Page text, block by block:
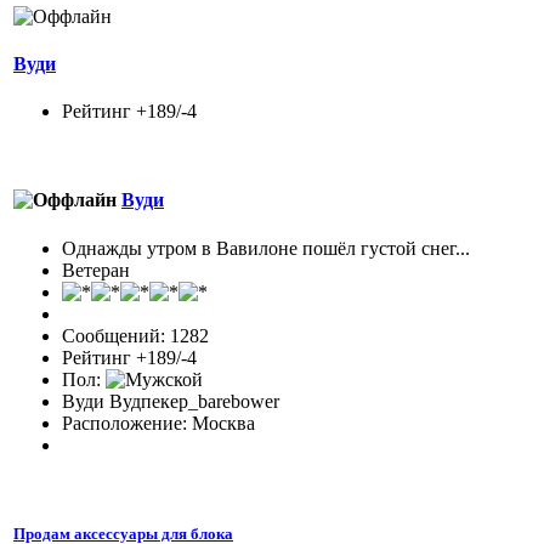
Вуди
Рейтинг +189/-4
Вуди
Однажды утром в Вавилоне пошёл густой снег...
Ветеран
Сообщений: 1282
Рейтинг +189/-4
Пол:
Вуди Вудпекер_barebower
Расположение: Москва
Продам аксессуары для блока